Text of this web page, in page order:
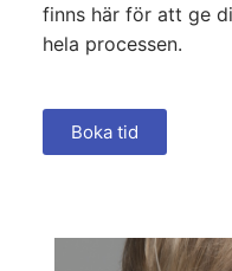
finns här för att ge
hela processen.
Boka tid